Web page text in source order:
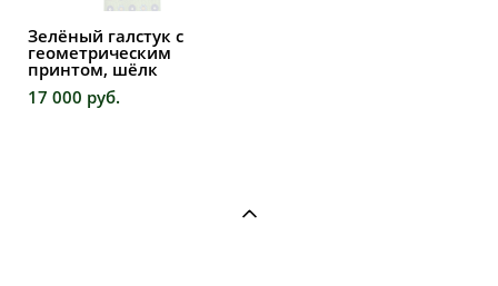
Зелёный галстук с
геометрическим
принтом, шёлк
17 000 pуб.